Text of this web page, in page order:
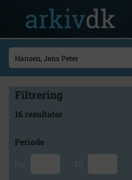
Filtrering
16 resultater
Periode
Fra Til